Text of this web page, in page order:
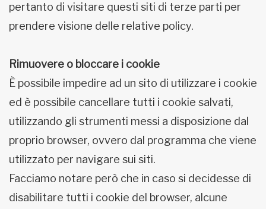
pertanto di visitare questi siti di terze parti per
prendere visione delle relative policy.
Rimuovere o bloccare i cookie
È possibile impedire ad un sito di utilizzare i cookie
ed è possibile cancellare tutti i cookie salvati,
utilizzando gli strumenti messi a disposizione dal
proprio browser, ovvero dal programma che viene
utilizzato per navigare sui siti.
Facciamo notare però che in caso si decidesse di
disabilitare tutti i cookie del browser, alcune